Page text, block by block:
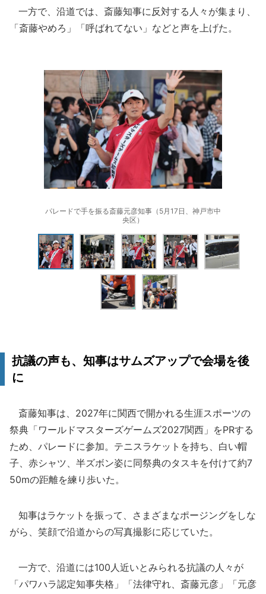
一方で、沿道では、斎藤知事に反対する人々が集まり、
「斎藤やめろ」「呼ばれてない」などと声を上げた。
パレードで手を振る斎藤元彦知事（5月17日、神戸市中
央区）
抗議の声も、知事はサムズアップで会場を後
に
斎藤知事は、2027年に関西で開かれる生涯スポーツの
祭典「ワールドマスターズゲームズ2027関西」をPRする
ため、パレードに参加。テニスラケットを持ち、白い帽
子、赤シャツ、半ズボン姿に同祭典のタスキを付けて約7
50mの距離を練り歩いた。
知事はラケットを振って、さまざまなポージングをしな
がら、笑顔で沿道からの写真撮影に応じていた。
一方で、沿道には100人近いとみられる抗議の人々が
「パワハラ認定知事失格」「法律守れ、斎藤元彦」「元彦